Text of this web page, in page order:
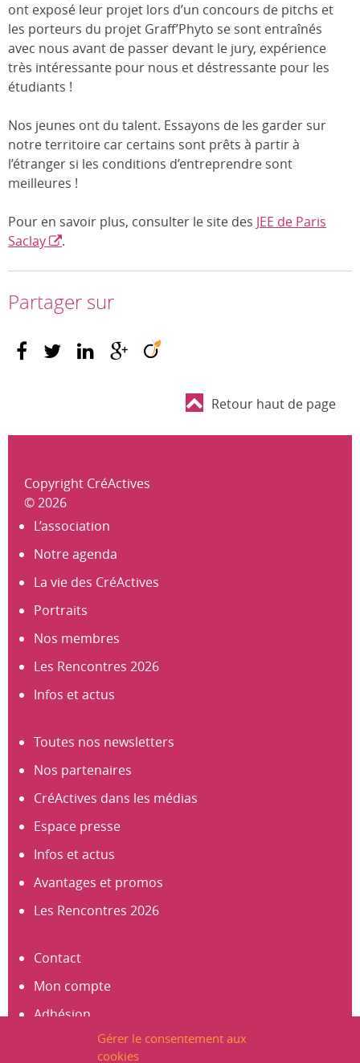
Gérer le consentement aux
cookies
ont exposé leur projet lors d’un concours de pitchs et
les porteurs du projet Graff’Phyto se sont entraînés
avec nous avant de passer devant le jury, expérience
très intéressante pour nous et déstressante pour les
étudiants !
Nos jeunes ont du talent. Essayons de les garder sur
notre territoire car certains sont prêts à partir à
l’étranger si les conditions d’entreprendre sont
meilleures !
Pour en savoir plus, consulter le site des JEE de Paris
Saclay
.
Partager sur
Retour haut de page
Copyright CréActives
© 2026
L’association
Notre agenda
La vie des CréActives
Portraits
Nos membres
Les Rencontres 2026
Infos et actus
Toutes nos newsletters
Nos partenaires
CréActives dans les médias
Espace presse
Infos et actus
Avantages et promos
Les Rencontres 2026
Contact
Mon compte
Adhésion
S’abonner à la newsletter